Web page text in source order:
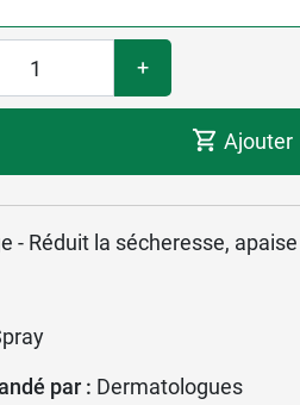
+
Ajouter
- Réduit la sécheresse,
par : Dermatologues